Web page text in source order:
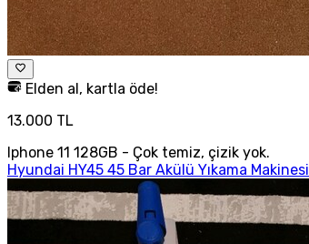
Elden al, kartla öde!
13.000 TL
Iphone 11 128GB - Çok temiz, çizik yok.
Hyundai HY45 45 Bar Akülü Yıkama Makinesi